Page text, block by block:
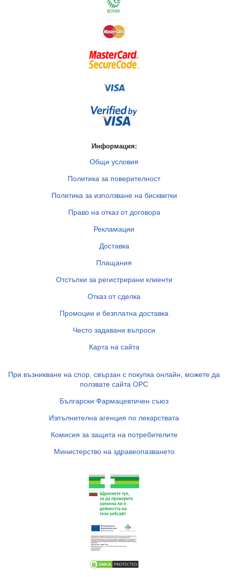
Информация:
Общи условия
Политика за поверителност
Политика за използване на бисквитки
Право на отказ от договора
Рекламации
Доставка
Плащания
Отстъпки за регистрирани клиенти
Отказ от сделка
Промоции и безплатна доставка
Често задавани въпроси
Карта на сайта
При възникване на спор, свързан с покупка онлайн, можете да
ползвате сайта ОРС
Български Фармацевтичен съюз
Изпълнителна агенция по лекарствата
Комисия за защита на потребителите
Министерство на здравеопазването